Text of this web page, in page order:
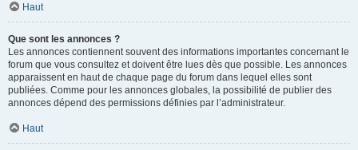
Haut
Que sont les annonces ?
Les annonces contiennent souvent des informations importantes concernant le
forum que vous consultez et doivent être lues dès que possible. Les annonces
apparaissent en haut de chaque page du forum dans lequel elles sont
publiées. Comme pour les annonces globales, la possibilité de publier des
annonces dépend des permissions définies par l’administrateur.
Haut